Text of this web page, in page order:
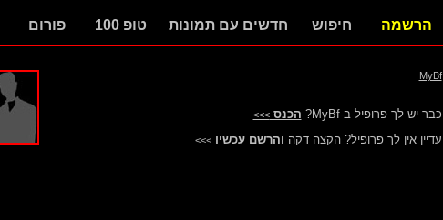
הרשמה חיפוש חדשים עם תמונות טופ 100 פורום
MyBf
כבר יש לך פרופיל ב-MyBf? הכנס>>>
עדיין אין לך פרופיל? הקצה דקה והרשם עכשיו>>>